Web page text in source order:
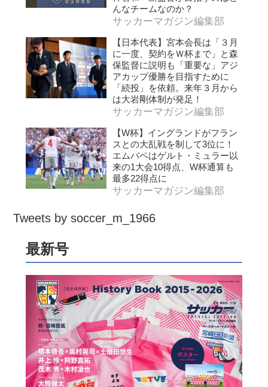
んなチームなのか？
サッカーマガジン編集部
【日本代表】宮本会長は「３月
に一度、契約をＷ杯まで」と森
保監督に説明も「重要な」アジ
アカップ優勝を目指すために
「続投」を依頼。来年３月から
は大岩剛体制が発足！
サッカーマガジン編集部
【W杯】イングランドがフラン
スとの大乱戦を制して3位に！
エムバペはゲルト・ミュラー以
来の1大会10得点、W杯通算も
最多22得点に
サッカーマガジン編集部
Tweets by soccer_m_1966
最新号